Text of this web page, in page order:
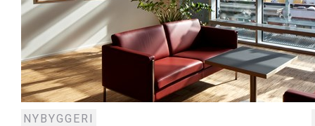
Skive Kommune
NYBYGGERI